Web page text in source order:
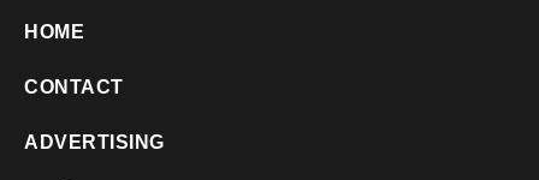
HOME
CONTACT
ADVERTISING